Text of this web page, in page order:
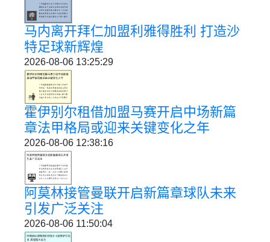
马内离开拜仁加盟利雅得胜利 打造沙
特足球新辉煌
2026-08-06 13:25:29
霍伊别尔租借加盟马赛开启中场新篇
章法甲格局或迎来关键变化之年
2026-08-06 12:38:16
阿莫林接管曼联开启新篇章球队未来
引发广泛关注
2026-08-06 11:50:04